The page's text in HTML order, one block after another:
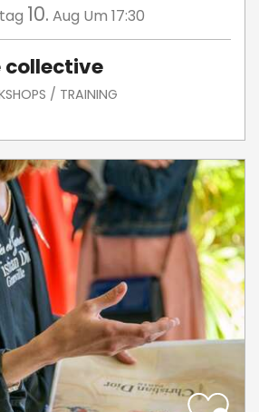
10. Aug Um 17:30
collective
/ TRAINING